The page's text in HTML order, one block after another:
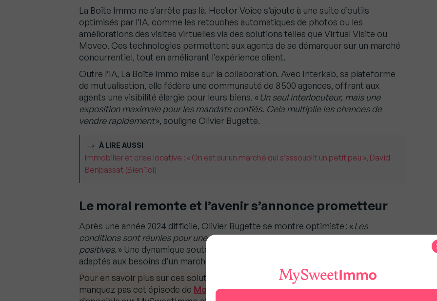
La Boîte Immo ne s’arrête pas là. Hector Voice s’ajoute à une suite d’outils
optimisés par l’IA, comme les retouches automatiques de photos ou les
améliorations des visites virtuelles via des solutions telles que Virtual Visite ou
Moveo. Ces technologies permettent aux agents de se démarquer sur un marché
concurrentiel, tout en améliorant l’expérience client.
Outre l’IA, La Boîte Immo mise sur la collaboration. Avec Interkab, sa plateforme
de mutualisation, elle fédère une communauté de 8 500 agences, offrant aux
agents une visibilité élargie pour leurs biens. «Un seul interlocuteur, mais une
exposition maximale pour les mandats confiés. Cela multiplie les chances de
vendre rapidement», souligne Olivier Bugette.
À LIRE AUSSI
Immobilier et crise locative : « On est sur un marché qui s’assouplit un petit peu », David
Benbassat (Bien'ici)
Le moral remonte et l’avenir s’annonce prometteur
Après une année 2024 difficile, Olivier Bugette se montre optimiste : «Les
conditions sont réunies pour une reprise en 2025, avec des perspectives très
positives.» Une dynamique soutenue par des outils toujours plus innovants,
adaptés aux besoins d’un marché en constante évolution.
Pour en savoir plus sur ces solutions et découvrir les projets de La Boîte Immo, ne
manquez pas cet épisode de Mon Podcast Immo avec Olivier Bugette,